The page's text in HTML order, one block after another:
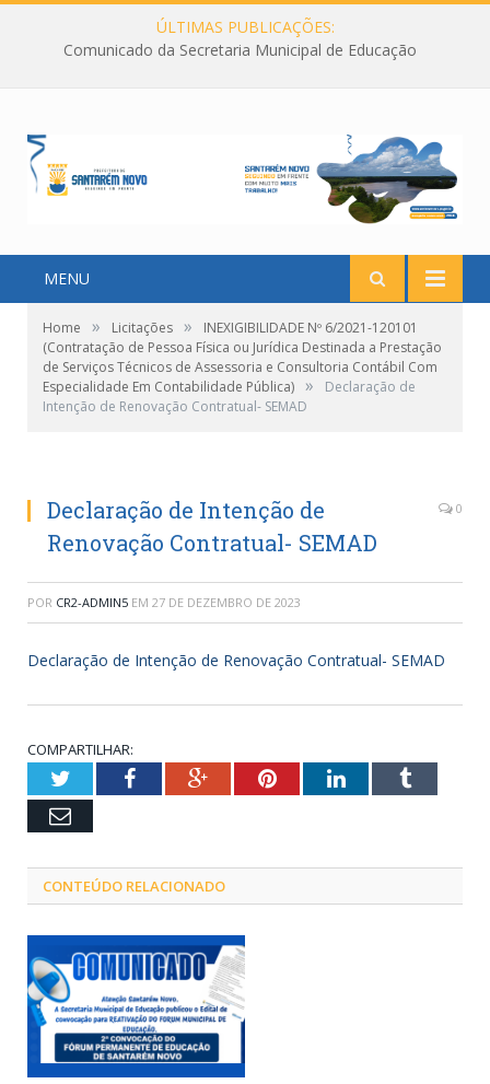
ÚLTIMAS PUBLICAÇÕES:
Comunicado da Secretaria Municipal de Educação
MENU
Home » Licitações »
INEXIGIBILIDADE Nº 6/2021-120101
(Contratação de Pessoa Física ou Jurídica Destinada a Prestação
de Serviços Técnicos de Assessoria e Consultoria Contábil Com
Especialidade Em Contabilidade Pública) »
Declaração de
Intenção de Renovação Contratual- SEMAD
Declaração de Intenção de
Renovação Contratual- SEMAD
0
POR CR2-ADMIN5 EM 27 DE DEZEMBRO DE 2023
Declaração de Intenção de Renovação Contratual- SEMAD
COMPARTILHAR:
TwitterFacebookGoogle+PinterestLinkedInTumblr
Email
CONTEÚDO RELACIONADO